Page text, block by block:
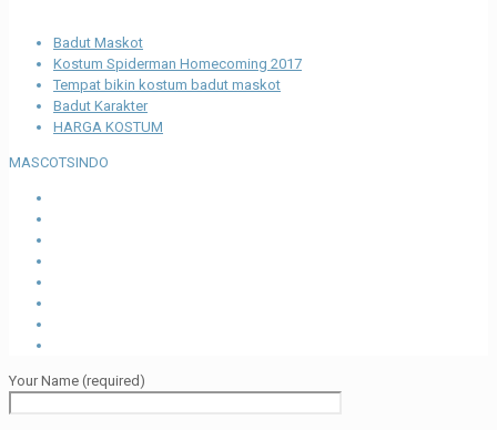
Badut Maskot
Kostum Spiderman Homecoming 2017
Tempat bikin kostum badut maskot
Badut Karakter
HARGA KOSTUM
MASCOTSINDO
Your Name (required)